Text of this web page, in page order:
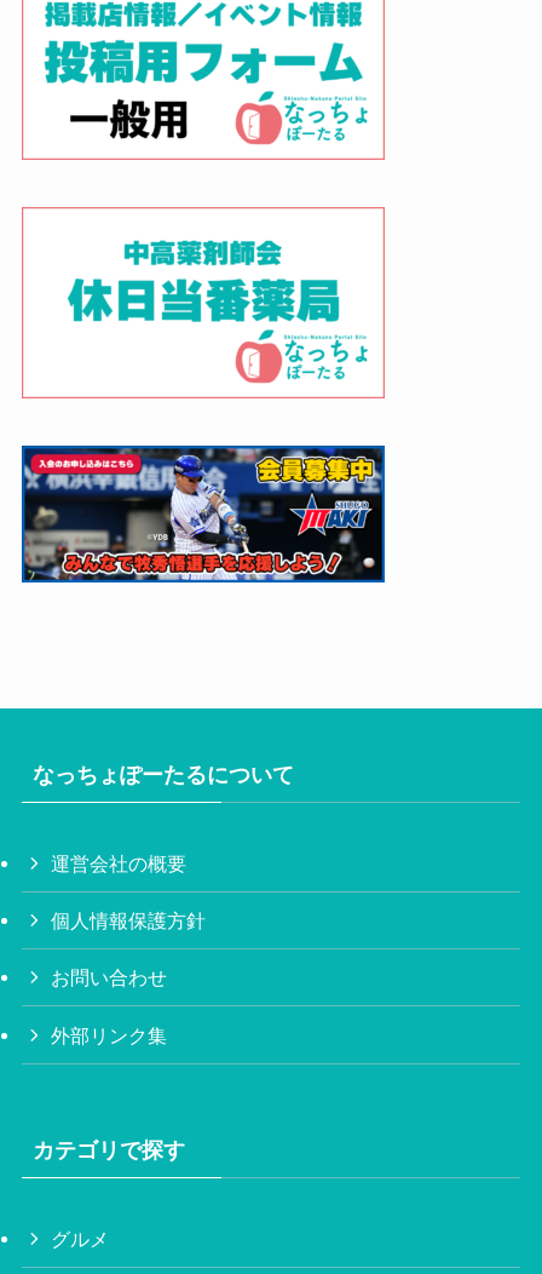
なっちょぽーたるについて
運営会社の概要
個人情報保護方針
お問い合わせ
外部リンク集
カテゴリで探す
グルメ